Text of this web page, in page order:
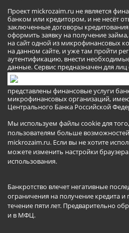
Проект mickrozaim.ru не является
банком или кредитором, и не несёт
заключенные договоры
оформить заявку на получение
на сайт одной из микрофинансовых
на данном сайте, и уже там пройти
аутентификацию, внести
данные. Сервис предназначен для лиц
представлены финансовые услуги
микрофинансовых организаций,
Центрального Банка Российской
Мы используем файлы cookie для
пользователям больше
mickrozaim.ru. Если вы не хотите
можете изменить настройки
использования.
Банкротство влечет негативные
ограничения на получение кредита и
течение пяти лет. Предварительно
и в МФЦ.